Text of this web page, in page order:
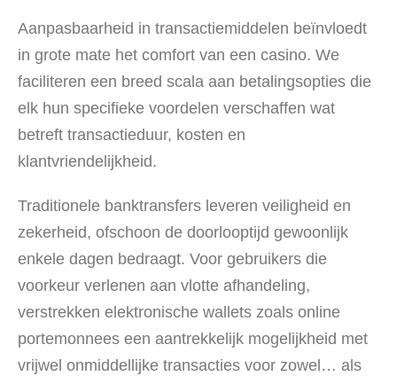
Aanpasbaarheid in transactiemiddelen beïnvloedt
in grote mate het comfort van een casino. We
faciliteren een breed scala aan betalingsopties die
elk hun specifieke voordelen verschaffen wat
betreft transactieduur, kosten en
klantvriendelijkheid.
Traditionele banktransfers leveren veiligheid en
zekerheid, ofschoon de doorlooptijd gewoonlijk
enkele dagen bedraagt. Voor gebruikers die
voorkeur verlenen aan vlotte afhandeling,
verstrekken elektronische wallets zoals online
portemonnees een aantrekkelijk mogelijkheid met
vrijwel onmiddellijke transacties voor zowel… als